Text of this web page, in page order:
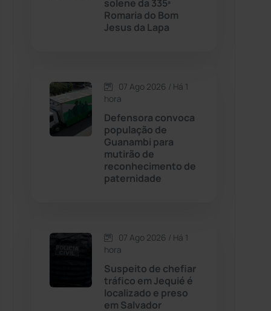
Chapada Diamantina
Cordeiros
Dom Basílio
(1235)
Érico Cardoso
(522)
solene da 335ª
Romaria do Bom
Jesus da Lapa
07 Ago 2026 / Há 1
hora
Defensora convoca
população de
Guanambi para
mutirão de
reconhecimento de
paternidade
07 Ago 2026 / Há 1
hora
Suspeito de chefiar
tráfico em Jequié é
localizado e preso
em Salvador